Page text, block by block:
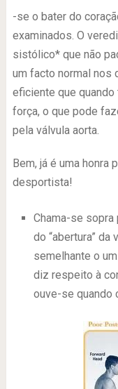
-se o bater do
examinados. O
sistólico* que não
um facto normal nos
eficiente que quando
força, o que pode
pela válvula aorta.
Bem, já é uma
desportista!
Chama-se sopra
do “abertura” da
semelhante o
diz respeito à
ouve-se quando